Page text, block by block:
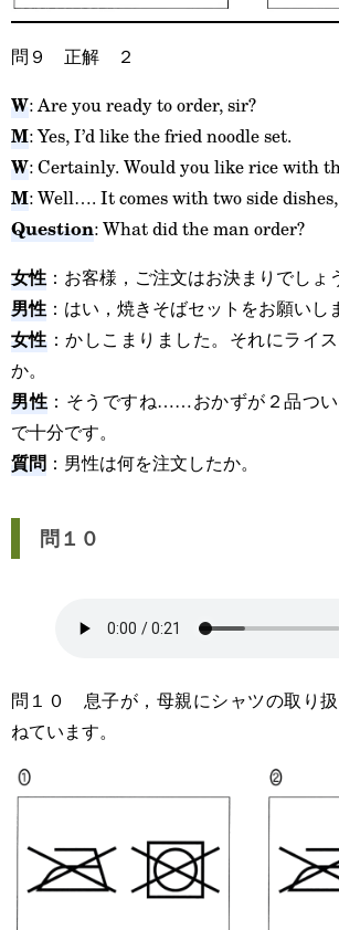
問９ 正解 ２
W: Are you ready to order, sir?
M: Yes, I’d like the fried noodle set.
W: Certainly. Would you like rice with
M: Well…. It comes with two side dishes,
Question: What did the man order?
女性 ：お客様，ご注文はお決まりでしょ
男性 ：はい，焼きそばセットをお願いし
女性：かしこまりました。それにライ
か。
男性 ：そうですね……おかずが２品つ
で十分です。
質問 ：男性は何を注文したか。
問１０
問１０ 息子が，母親にシャツの取り
ねています。